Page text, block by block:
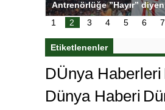
Antrenörlüğe ”Hayır”
Galatasaray’dan bakın ne
1
2 3 4 5 6 7
Etiketlenenler
DÜnya Haberleri
Dünya Haberi